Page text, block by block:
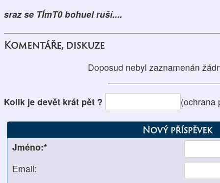
sraz se TÍmT0 bohuel ruší....
Komentáře, diskuze
Doposud nebyl zaznamenán
Kolik je devět krát pět ? (ochrana
Nový příspěvek
Jméno:*
Email: